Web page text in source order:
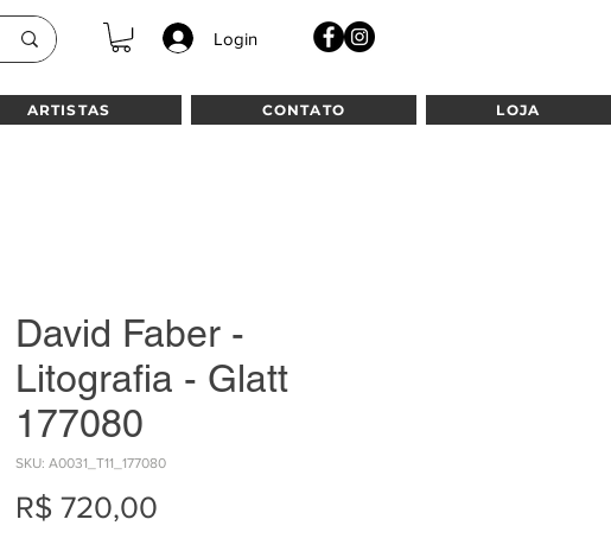
Login
ARTISTAS CONTATO LOJA
David Faber -
Litografia - Glatt
177080
SKU: A0031_T11_177080
R$ 720,00